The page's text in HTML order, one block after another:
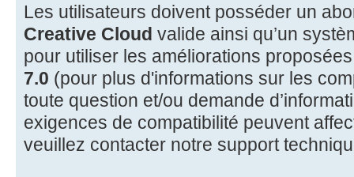
Les utilisateurs doivent posséder un
Creative Cloud valide ainsi qu’un
pour utiliser les améliorations
7.0 (pour plus d'informations sur les
toute question et/ou demande
exigences de compatibilité peuvent
veuillez contacter notre support